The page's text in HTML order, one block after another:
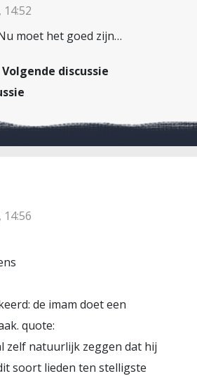
moet het goed zijn…
Volgende discussie
de imam doet een
quote:
zelf natuurlijk zeggen dat hij
soort lieden ten stelligste